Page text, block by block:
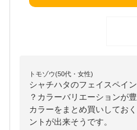
トモゾウ(50代・女性)
シャチハタのフェイスペイ
？カラーバリエーションが
カラーをまとめ買いしてお
ントが出来そうです。